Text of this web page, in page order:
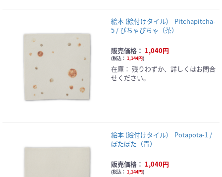
絵本 (絵付けタイル) Pitchapitcha-
5 / ぴちゃぴちゃ（茶）
販売価格： 1,040円
(税込： 1,144円)
在庫： 残りわずか、詳しくはお問合
せください。
絵本 (絵付けタイル) Potapota-1 /
ぽたぽた（青）
販売価格： 1,040円
(税込： 1,144円)